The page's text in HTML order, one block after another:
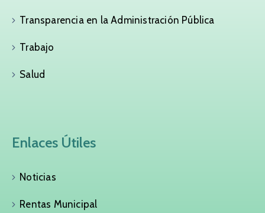
Transparencia en la Administración Pública
Trabajo
Salud
Enlaces Útiles
Noticias
Rentas Municipal